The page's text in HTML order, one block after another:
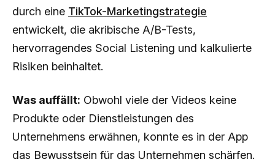
durch eine TikTok-Marketingstrategie
entwickelt, die akribische A/B-Tests,
hervorragendes Social Listening und kalkulierte
Risiken beinhaltet.
Was auffällt: Obwohl viele der Videos keine
Produkte oder Dienstleistungen des
Unternehmens erwähnen, konnte es in der App
das Bewusstsein für das Unternehmen schärfen.